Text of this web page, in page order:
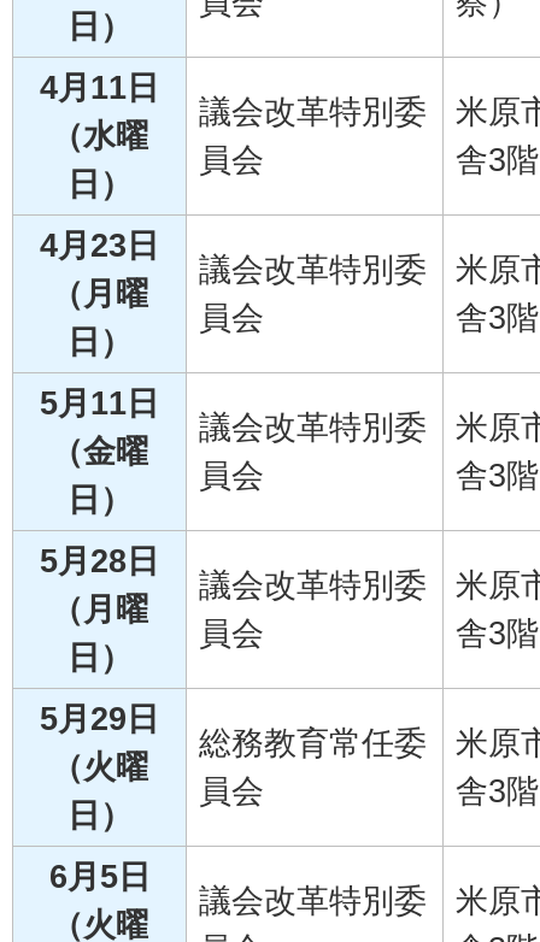
日）
4月11日
（水曜
日）
議会改革特別委
員会
米原
舎3
4月23日
（月曜
日）
議会改革特別委
員会
米原
舎3
5月11日
（金曜
日）
議会改革特別委
員会
米原
舎3
5月28日
（月曜
日）
議会改革特別委
員会
米原
舎3
5月29日
（火曜
日）
総務教育常任委
員会
米原
舎3
6月5日
（火曜
議会改革特別委
米原